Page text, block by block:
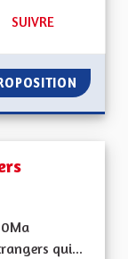
50 ABONNÉS
SUIVRE
qui...